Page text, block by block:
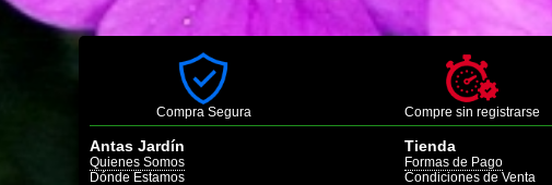
Compra Segura Compre sin registrarse
Antas Jardín
Quienes Somos
Dónde Estamos
Tienda
Formas de Pago
Condiciones de Venta